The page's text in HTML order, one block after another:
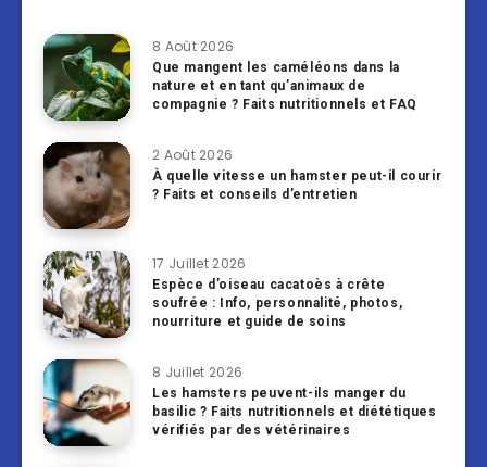
8 Août 2026
Que mangent les caméléons dans la
nature et en tant qu’animaux de
compagnie ? Faits nutritionnels et FAQ
2 Août 2026
À quelle vitesse un hamster peut-il courir
? Faits et conseils d’entretien
17 Juillet 2026
Espèce d’oiseau cacatoès à crête
soufrée : Info, personnalité, photos,
nourriture et guide de soins
8 Juillet 2026
Les hamsters peuvent-ils manger du
basilic ? Faits nutritionnels et diététiques
vérifiés par des vétérinaires